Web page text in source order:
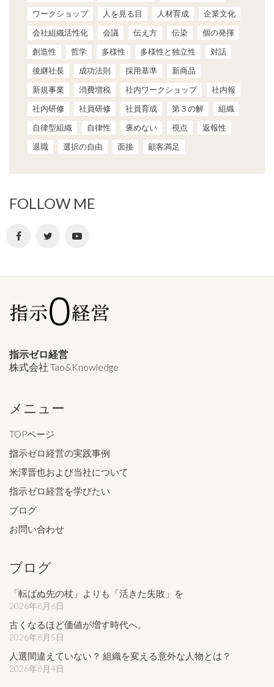
ワークショップ
人を見る目 人材育成
企業文化
会社組織活性化
会議 伝え方 伝染
個の発揮
創造性
哲学 多様性 多様性と独立性
対話
後継社長
成功法則 採用基準
新商品
新規事業
消費増税 社内ワークショップ
社内報
社内研修
社員研修 社員育成 第３の解
組織
自律型組織
自律性 褒めない 視点
返報性
退職
選択の自由 面接 顧客満足
FOLLOW ME
指示ゼロ経営
株式会社 Tao&Knowledge
メニュー
TOPページ
指示ゼロ経営の実践事例
米澤晋也および当社について
指示ゼロ経営を学びたい
ブログ
お問い合わせ
ブログ
「転ばぬ先の杖」よりも「活きた失敗」を
2026年8月6日
古くなるほど価値が増す時代へ。
2026年8月5日
人選間違えていない？ 組織を変える意外な人物とは？
2026年8月4日